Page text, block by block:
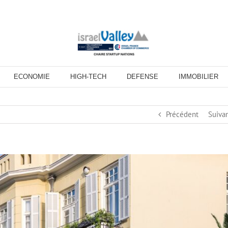
ECONOMIE HIGH-TECH DEFENSE IMMOBILIER
Précédent